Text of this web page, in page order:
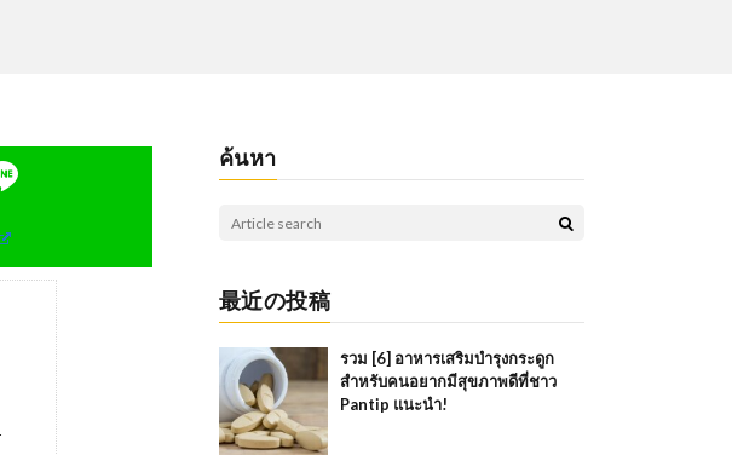
ค้นหา
最近の投稿
รวม [6] อาหารเสริมบำรุงกระดูก
สำหรับคนอยากมีสุขภาพดีที่ชาว
Pantip แนะนำ!